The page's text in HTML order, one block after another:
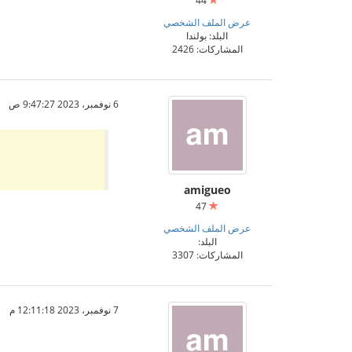
عرض الملف الشخصي
البلد: بولندا
المشاركات: 2426
amigueo
عرض الملف الشخصي
البلد:
المشاركات: 3307
6 نوفمبر، 2023 9:47:27 ص
7 نوفمبر، 2023 12:11:18 م